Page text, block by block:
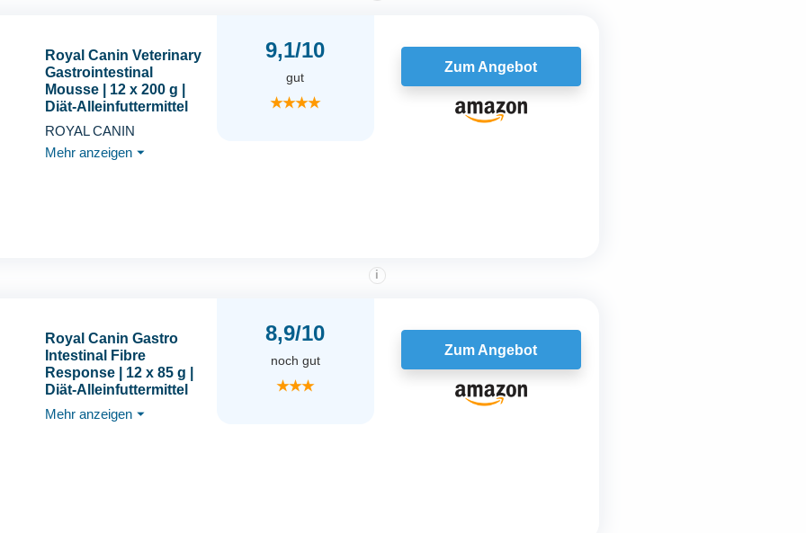
Royal Canin Veterinary
Gastrointestinal
Mousse | 12 x 200 g |
Diät-Alleinfuttermittel
für ausgewachsene
Hunde | Zur
Unterstützung der
ROYAL CANIN
Mehr anzeigen ⏷
9,1/10
gut
★★★★
Zum Angebot
Royal Canin Gastro
Intestinal Fibre
Response | 12 x 85 g |
Diät-Alleinfuttermittel
für Adulte Katzen | Für
Katzen mit chronischer
Mehr anzeigen ⏷
8,9/10
i
noch gut
★★★
Zum Angebot